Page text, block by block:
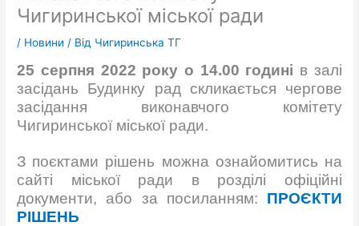
Чигиринської міської ради
/ Новини / Від Чигиринська ТГ
25 серпня 2022 року о 14.00 годині в залі
засідань Будинку рад скликається чергове
засідання виконавчого комітету
Чигиринської міської ради.
З поєктами рішень можна ознайомитись на
сайті міської ради в розділі офіційні
документи, або за посиланням: ПРОЄКТИ
РІШЕНЬ